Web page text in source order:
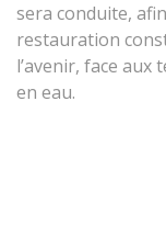
sera conduite,
restauration
l’avenir, face
en eau.